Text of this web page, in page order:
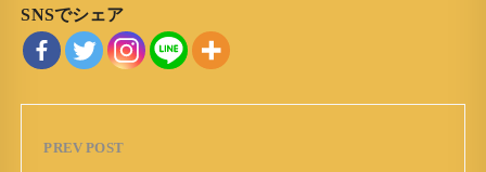
SNSでシェア
PREV POST